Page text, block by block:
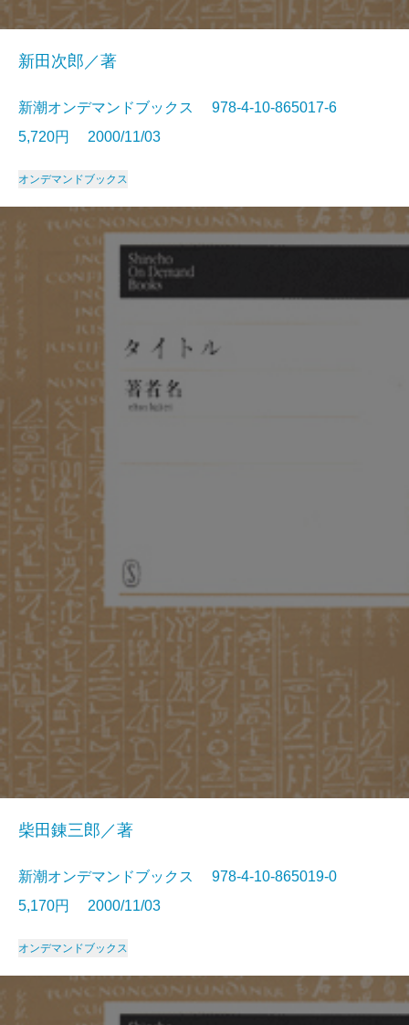
新田次郎／著
新潮オンデマンドブックス 978-4-10-865017-6
5,720円 2000/11/03
オンデマンドブックス
柴田錬三郎／著
新潮オンデマンドブックス 978-4-10-865019-0
5,170円 2000/11/03
オンデマンドブックス